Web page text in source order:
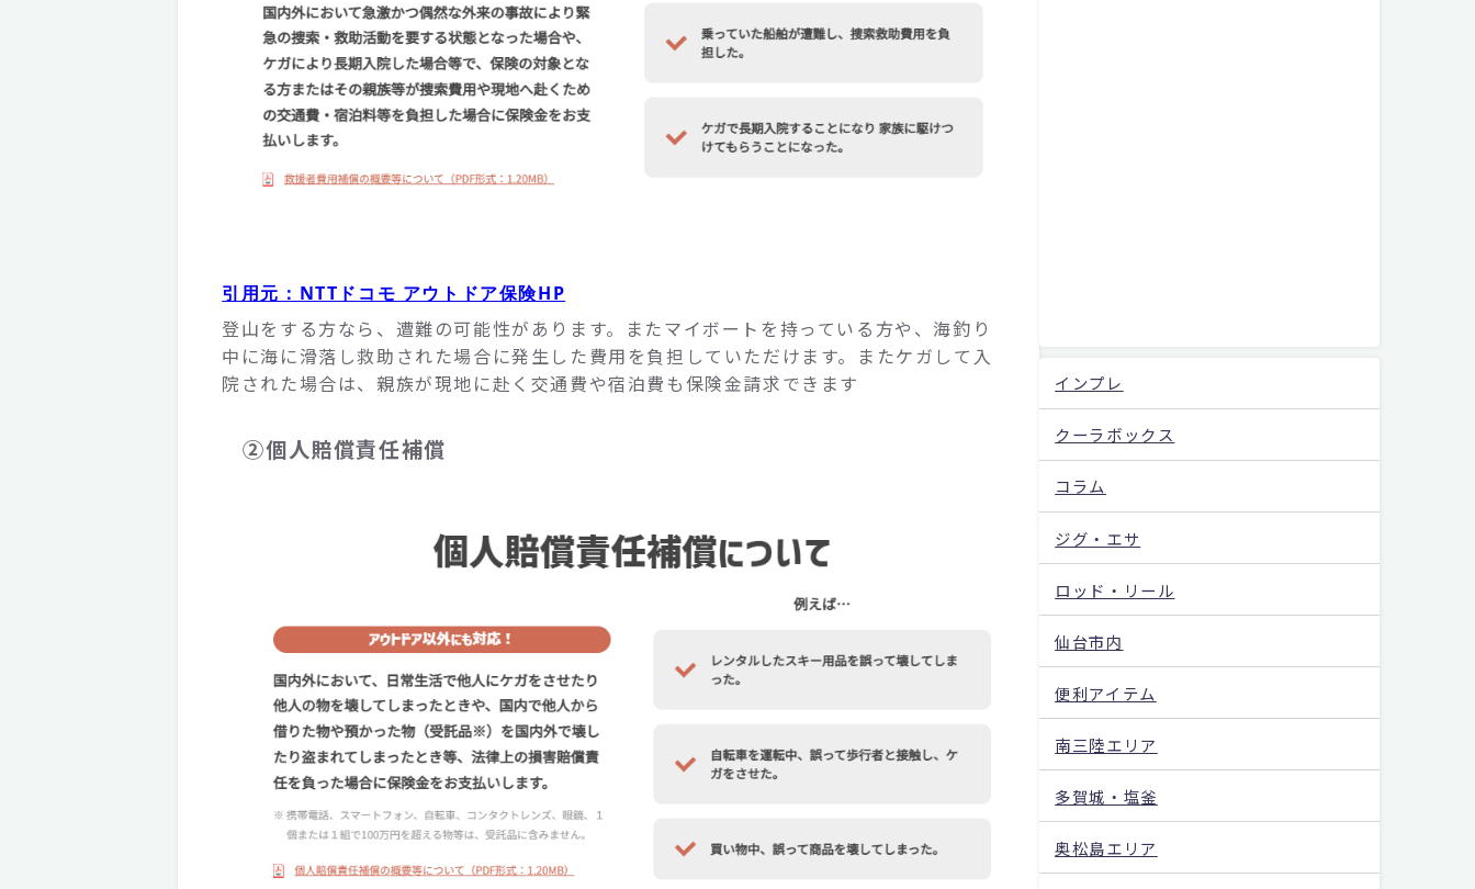
引用元：NTTドコモ アウトドア保険HP
登山をする方なら、遭難の可能性があります。またマイボートを持っている方や、海釣り
中に海に滑落し救助された場合に発生した費用を負担していただけます。またケガして入
院された場合は、親族が現地に赴く交通費や宿泊費も保険金請求できます
②個人賠償責任補償
インプレ
クーラボックス
コラム
ジグ・エサ
ロッド・リール
仙台市内
便利アイテム
南三陸エリア
多賀城・塩釜
奥松島エリア